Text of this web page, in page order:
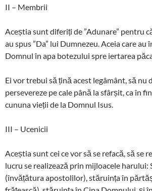
II – Membrii
Aceștia sunt diferiți de ”Adunare” pentru
au spus ”Da” lui Dumnezeu. Aceia care au
Domnul în apa botezului spre iertarea
Ei vor trebui să țină acest legâmânt, să nu
persevereze pe cale până la sfârșit, ca în
cununa vieții de la Domnul Isus.
III – Ucenicii
Aceștia sunt cei ce vor să se refacă, să se
lucru se realizează prin mijloacele
(învățătura apostolilor), stăruința în